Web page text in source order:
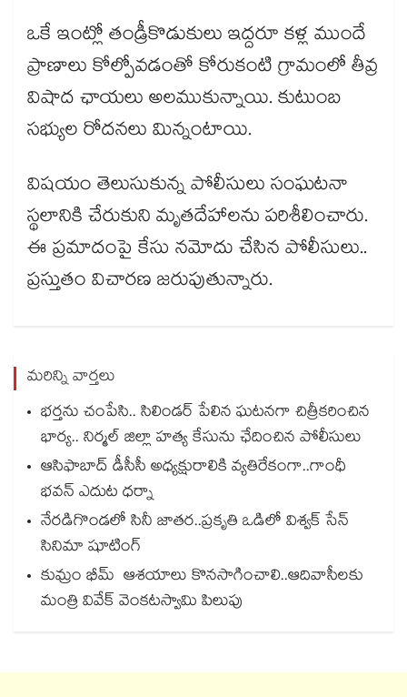
ఒకే ఇంట్లో తండ్రీకొడుకులు ఇద్దరూ కళ్ల ముందే
ప్రాణాలు కోల్పోవడంతో కోరుకంటి గ్రామంలో తీవ్ర
విషాద ఛాయలు అలముకున్నాయి. కుటుంబ
సభ్యుల రోదనలు మిన్నంటాయి.
విషయం తెలుసుకున్న పోలీసులు సంఘటనా
స్థలానికి చేరుకుని మృతదేహాలను పరిశీలించారు.
ఈ ప్రమాదంపై కేసు నమోదు చేసిన పోలీసులు..
ప్రస్తుతం విచారణ జరుపుతున్నారు.
మరిన్ని వార్తలు
భర్తను చంపేసి.. సిలిండర్ పేలిన ఘటనగా చిత్రీకరించిన
భార్య.. నిర్మల్ జిల్లా హత్య కేసును ఛేదించిన పోలీసులు
ఆసిఫాబాద్ డీసీసీ అధ్యక్షురాలికి వ్యతిరేకంగా..గాంధీ
భవన్ ఎదుట ధర్నా
నేరడిగొండలో సినీ జాతర..ప్రకృతి ఒడిలో విశ్వక్ సేన్
సినిమా షూటింగ్
కుమ్రం భీమ్‌ ఆశయాలు కొనసాగించాలి..ఆదివాసీలకు
మంత్రి వివేక్‌ వెంకటస్వామి పిలుపు